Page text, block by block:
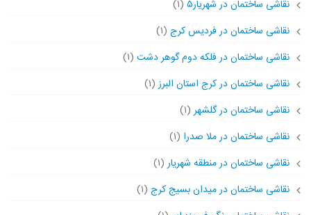
نقاشی ساختمان در شهریار۵ (۱)
نقاشی ساختمان در فردیس کرج (۱)
نقاشی ساختمان در فلکه دوم گوهر دشت (۱)
نقاشی ساختمان در کرج استان البرز(۱)
نقاشی ساختمان در گلشهر(۱)
نقاشی ساختمان در ملا صدرا (۱)
نقاشی ساختمان در منطقه شهریار(۱)
نقاشی ساختمان در میدان بسیج کرج (۱)